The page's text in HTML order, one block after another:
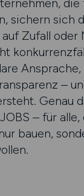
sichern sich
Zufall oder
–
Genau
– für
bauen,